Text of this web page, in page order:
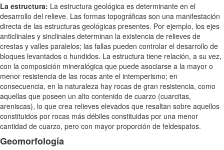
La estructura: La estructura geológica es determinante en el
desarrollo del relieve. Las formas topográficas son una manifestación
directa de las estructuras geológicas presentes. Por ejemplo, los ejes
anticlinales y sinclinales determinan la existencia de relieves de
crestas y valles paralelos; las fallas pueden controlar el desarrollo de
bloques levantados o hundidos. La estructura tiene relación, a su vez,
con la composición mineralógica que puede asociarse a la mayor o
menor resistencia de las rocas ante el intemperismo; en
consecuencia, en la naturaleza hay rocas de gran resistencia, como
aquellas que poseen un alto contenido de cuarzo (cuarcitas,
areniscas), lo que crea relieves elevados que resaltan sobre aquellos
constituidos por rocas más débiles constituidas por una menor
cantidad de cuarzo, pero con mayor proporción de feldespatos.
Geomorfología